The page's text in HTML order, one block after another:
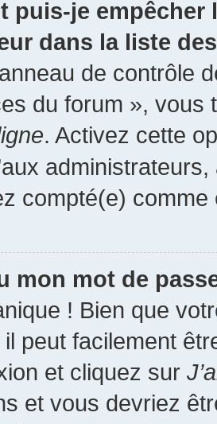
puis-je empêcher
dans la liste
de contrôle
du forum », vous
. Activez cette
compté(e)
mon mot de
! Bien que
peut facilement
et cliquez sur
et vous devriez